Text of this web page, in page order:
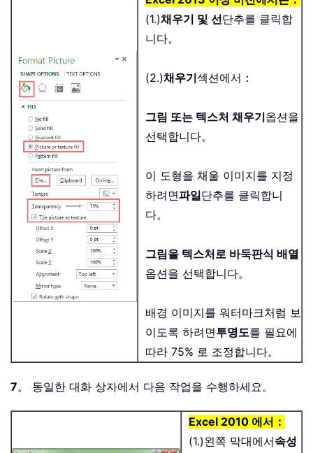
(1.)채우기 및 선단추를 클릭합
니다。
(2.)채우기섹션에서：
그림 또는 텍스처 채우기옵션을
선택합니다。
이 도형을 채울 이미지를 지정
하려면파일단추를 클릭합니
다。
그림을 텍스처로 바둑판식 배열
옵션을 선택합니다。
배경 이미지를 워터마크처럼 보
이도록 하려면투명도를 필요에
따라 75% 로 조정합니다。
7。 동일한 대화 상자에서 다음 작업을 수행하세요。
Excel 2010 에서：
(1.)왼쪽 막대에서속성